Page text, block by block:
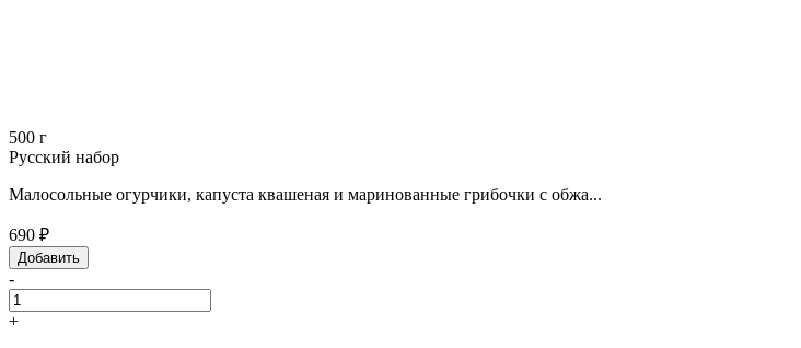
500 г
Русский набор
Малосольные огурчики, капуста квашеная и маринованные грибочки с обжа...
690 ₽
Добавить
-
+